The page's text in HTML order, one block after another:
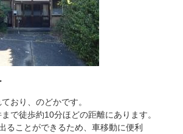
おり、のどかです。
で徒歩約10分ほどの距離にあります。
ることができるため、車移動に便利